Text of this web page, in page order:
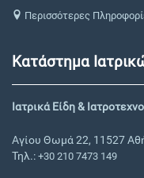
Περισσότερες
Κατάστημα
Ιατρικά Είδη &
Αγίου Θωμά 22, 11527
Τηλ.: +30 210 7473 149